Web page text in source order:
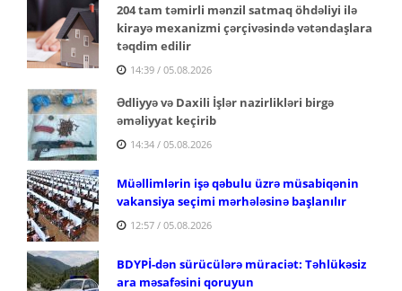
204 tam təmirli mənzil satmaq öhdəliyi ilə
kirayə mexanizmi çərçivəsində vətəndaşlara
təqdim edilir
14:39 / 05.08.2026
Ədliyyə və Daxili İşlər nazirlikləri birgə
əməliyyat keçirib
14:34 / 05.08.2026
Müəllimlərin işə qəbulu üzrə müsabiqənin
vakansiya seçimi mərhələsinə başlanılır
12:57 / 05.08.2026
BDYPİ-dən sürücülərə müraciət: Təhlükəsiz
ara məsafəsini qoruyun